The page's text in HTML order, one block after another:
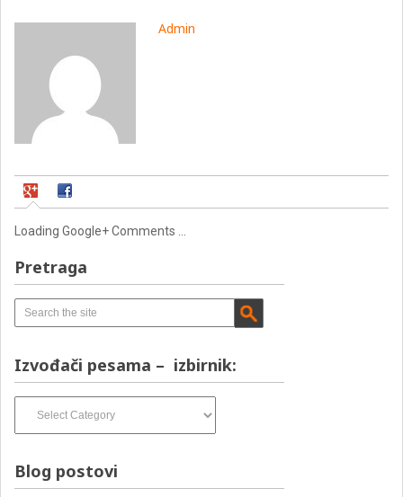
Admin
Loading Google+ Comments ...
Pretraga
Izvođači pesama – izbirnik:
pesama
Blog postovi